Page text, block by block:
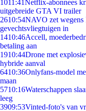
1011:41Netflix-abonnees
uitgebreide GTA VI trailer
2610:54NAVO zet wegens
gevechtsvliegtuigen in
1410:46Accell,
betaling aan
1910:44Drone met
hybride aanval
6410:36Onlyfans-model
maan
5710:16Waterschappen
leeg
3909:53Vinted-foto's van